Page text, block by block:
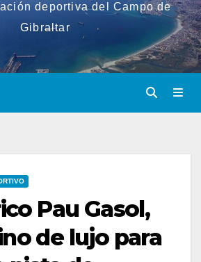
deportiva del Campo de
Gibraltar
Pau Gasol,
de lujo para